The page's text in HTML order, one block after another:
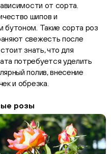
от сорта.
шипов и
бутоном. Такие сорта роз
свежесть после
знать, что для
потребуется уделить
полив, внесение
и обрезка.
розы